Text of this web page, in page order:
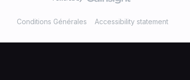
Conditions Générales Accessibility statement